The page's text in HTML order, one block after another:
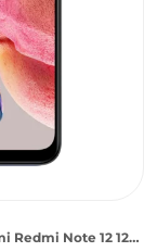
128GB 4G Dual SIM, Onyx Gray